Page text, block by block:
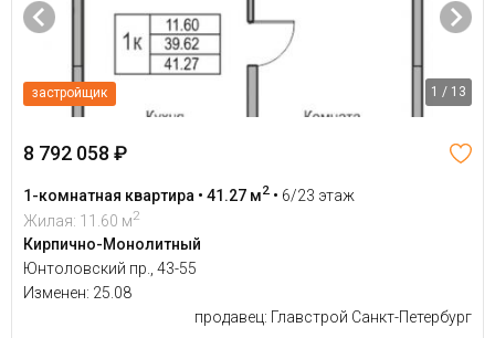
застройщик 1 / 13
8 792 058 ₽
1-комнатная квартира • 41.27 м2 • 6/23 этаж
Жилая: 11.60 м2
Кирпично-Монолитный
Юнтоловский пр., 43-55
Изменен: 25.08
продавец: Главстрой Санкт-Петербург